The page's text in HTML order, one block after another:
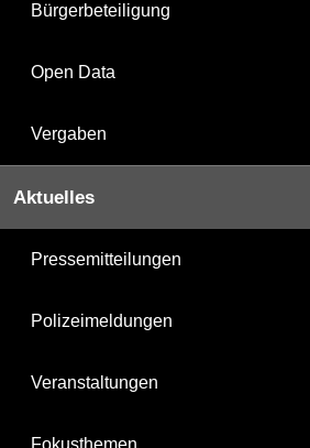
Bürgerbeteiligung
Open Data
Vergaben
Aktuelles
Pressemitteilungen
Polizeimeldungen
Veranstaltungen